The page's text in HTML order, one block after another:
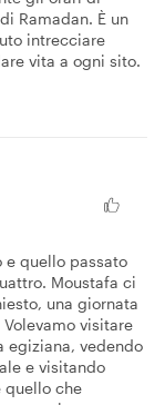
Ramadan. È un
intrecciare
vita a ogni sito.
e quello passato
Moustafa ci
una giornata
visitare
egiziana, vedendo
e visitando
quello che